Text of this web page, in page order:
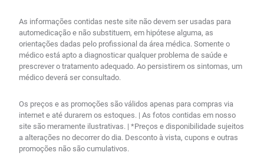
As informações contidas neste site não devem ser usadas para
automedicação e não substituem, em hipótese alguma, as
orientações dadas pelo profissional da área médica. Somente o
médico está apto a diagnosticar qualquer problema de saúde e
prescrever o tratamento adequado. Ao persistirem os sintomas, um
médico deverá ser consultado.
Os preços e as promoções são válidos apenas para compras via
internet e até durarem os estoques. | As fotos contidas em nosso
site são meramente ilustrativas. | *Preços e disponibilidade sujeitos
a alterações no decorrer do dia. Desconto à vista, cupons e outras
promoções não são cumulativos.